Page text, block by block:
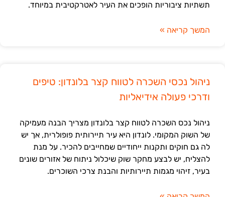
תשתיות ציבוריות הופכים את העיר לאטרקטיבית במיוחד.
המשך קריאה »
ניהול נכסי השכרה לטווח קצר בלונדון: טיפים
ודרכי פעולה אידיאליות
ניהול נכס השכרה לטווח קצר בלונדון מצריך הבנה מעמיקה
של השוק המקומי. לונדון היא עיר תיירותית פופולרית, אך יש
לה גם חוקים ותקנות ייחודיים שמחייבים להכיר. על מנת
להצליח, יש לבצע מחקר שוק שיכלול ניתוח של אזורים שונים
בעיר, זיהוי מגמות תיירותיות והבנת צרכי השוכרים.